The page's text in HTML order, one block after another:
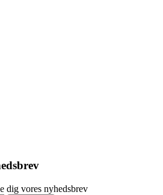
dig vores nyhedsbrev